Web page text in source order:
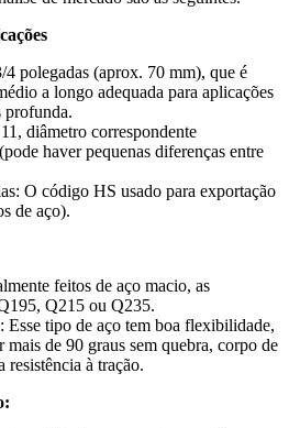
polegadas (aprox. 70 mm), que é
a longo adequada para aplicações
profunda.
diâmetro correspondente
haver pequenas diferenças entre
O código HS usado para exportação
de aço).
feitos de aço macio, as
Q215 ou Q235.
Esse tipo de aço tem boa flexibilidade,
de 90 graus sem quebra, corpo de
resistência à tração.